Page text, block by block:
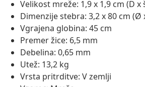
Velikost mreže: 1,9 x 1,9 cm (D x
Dimenzije stebra: 3,2 x 80 cm (Ø
Vgrajena globina: 45 cm
Premer žice: 6,5 mm
Debelina: 0,65 mm
Utež: 13,2 kg
Vrsta pritrditve: V zemlji